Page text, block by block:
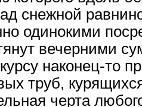
снежной
одинокими
вечерними
наконец-то
труб,
черта